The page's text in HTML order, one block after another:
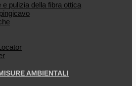
e pulizia della fibra ottica
AMBIENTALI